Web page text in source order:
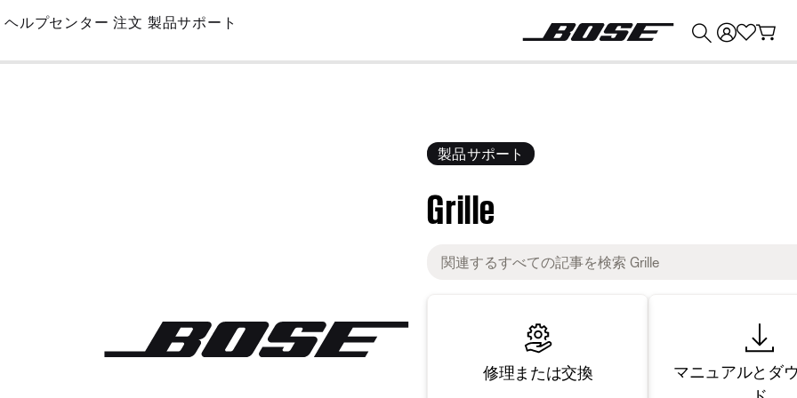
Skip
Main
ヘルプセンター 注文 製品サポート
製品サポート
Grille
修理または交換
マニュアルとダ